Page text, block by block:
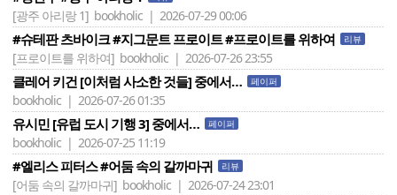
[광주 아리랑 1] bookholic | 2026-07-29 00:06
#슈테판 츠바이크 #지그문트 프로이트 #프로이트를 위하여 리뷰
[프로이트를 위하여] bookholic | 2026-07-26 23:55
클레어 키건 [이처럼 사소한 것들] 중에서… 페이퍼
bookholic | 2026-07-26 01:35
유시민 [유럽 도시 기행 3] 중에서… 페이퍼
bookholic | 2026-07-25 11:19
#엘리스 피터스 #어둠 속의 갈까마귀 리뷰
[어둠 속의 갈까마귀] bookholic | 2026-07-24 23:01